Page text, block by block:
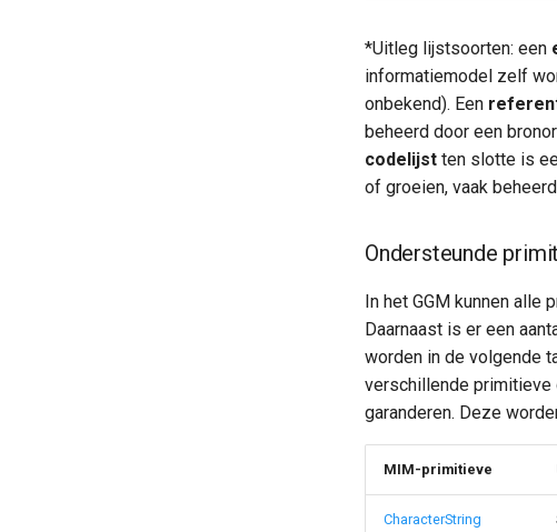
*Uitleg lijstsoorten: een
informatiemodel zelf
onbekend). Een
beheerd door een
codelijst ten slotte is
of groeien, vaak
Ondersteunde
In het GGM kunnen
Daarnaast is er een
worden in de volgende
verschillende
garanderen. Deze
MIM-primitieve
CharacterString